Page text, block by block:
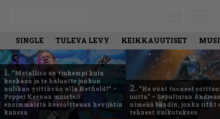
SINGLE TULEVA LEVY KEIKKAUUTISET
1. ”Metallica on tiukempi kuin
koskaan ja te haluatte jonkun
nulikan yrittävän olla Hetfield?” –
Pepper Keenan muisteli
ensimmäistä koesoittoaan hevijätin
kanssa
2. ”He ovat tuoneet
uutta” – Sepulturan
nimeää bändin, jonka riffit
tehneet vaikutuksen